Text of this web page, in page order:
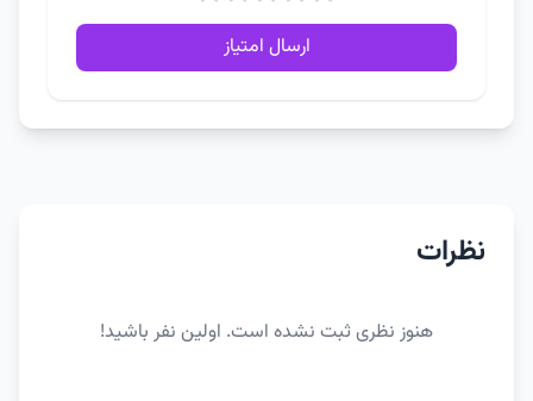
ارسال امتیاز
نظرات
هنوز نظری ثبت نشده است. اولین نفر باشید!